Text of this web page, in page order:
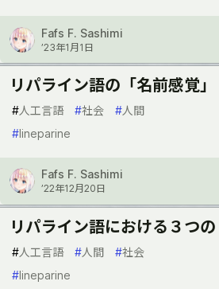
Fafs F. Sashimi
’23年1月1日
リパライン語の「名前感覚」
#人工言語 #社会 #人間
#lineparine
Fafs F. Sashimi
’22年12月20日
リパライン語における３つの
#人工言語 #人間 #社会
#lineparine